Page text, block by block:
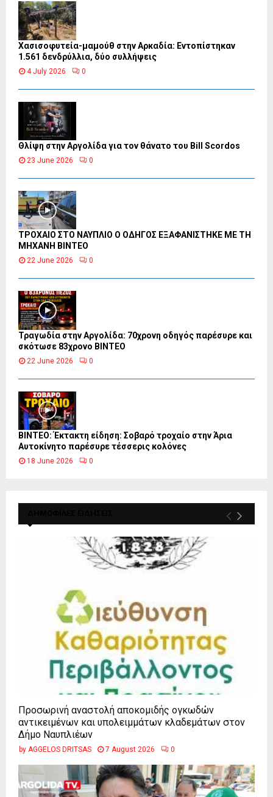
Χασισοφυτεία-μαμούθ στην Αρκαδία: Εντοπίστηκαν
1.561 δενδρύλλια, δύο συλλήψεις
4 July 2026 0
Θλίψη στην Αργολίδα για τον θάνατο του Bill Scordos
23 June 2026 0
ΤΡΟΧΑΙΟ ΣΤΟ ΝΑΥΠΛΙΟ Ο ΟΔΗΓΟΣ ΕΞΑΦΑΝΙΣΤΗΚΕ ΜΕ ΤΗ
ΜΗΧΑΝΗ ΒΙΝΤΕΟ
22 June 2026 0
Τραγωδία στην Αργολίδα: 70χρονη οδηγός παρέσυρε και
σκότωσε 83χρονο ΒΙΝΤΕΟ
22 June 2026 0
ΒΙΝΤΕΟ: Έκτακτη είδηση: Σοβαρό τροχαίο στην Άρια
Αυτοκίνητο παρέσυρε τέσσερις κολόνες
18 June 2026 0
Προσωρινή αναστολή αποκομιδής ογκωδών
αντικειμένων και υπολειμμάτων κλαδεμάτων στον
Δήμο Ναυπλιέων
by AGGELOS DRITSAS 7 August 2026 0